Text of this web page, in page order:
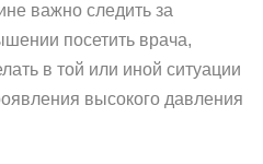
важно следить за
посетить врача,
в той или иной ситуации
высокого давления